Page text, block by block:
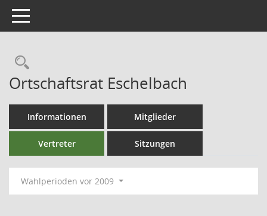
Toggle navigation
Ortschaftsrat Eschelbach
Informationen Mitglieder
Vertreter Sitzungen
Wahlperioden vor 2009